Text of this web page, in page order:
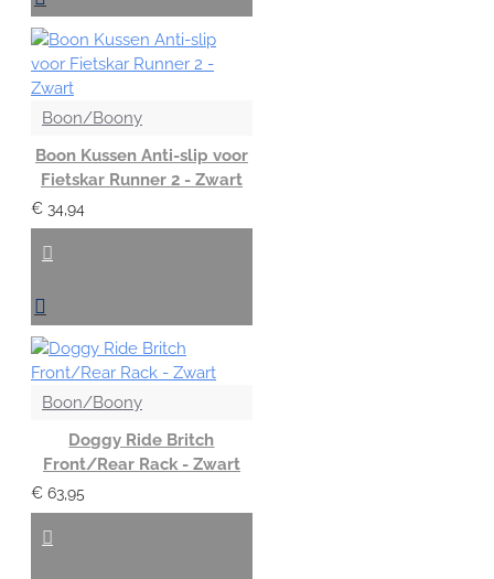
Boon/Boony
Boon Kussen Anti-slip voor
Fietskar Runner 2 - Zwart
€ 34,94
Boon/Boony
Doggy Ride Britch
Front/Rear Rack - Zwart
€ 63,95